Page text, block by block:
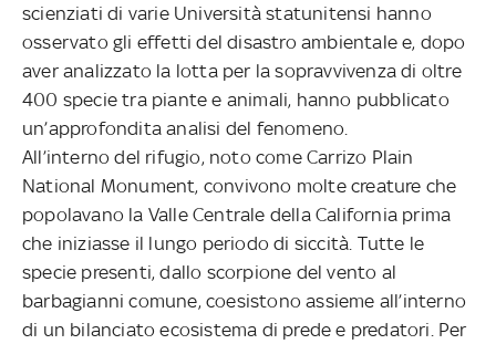
scienziati di varie Università statunitensi hanno
osservato gli effetti del disastro ambientale e, dopo
aver analizzato la lotta per la sopravvivenza di oltre
400 specie tra piante e animali, hanno pubblicato
un’approfondita analisi del fenomeno.
All’interno del rifugio, noto come Carrizo Plain
National Monument, convivono molte creature che
popolavano la Valle Centrale della California prima
che iniziasse il lungo periodo di siccità. Tutte le
specie presenti, dallo scorpione del vento al
barbagianni comune, coesistono assieme all’interno
di un bilanciato ecosistema di prede e predatori. Per